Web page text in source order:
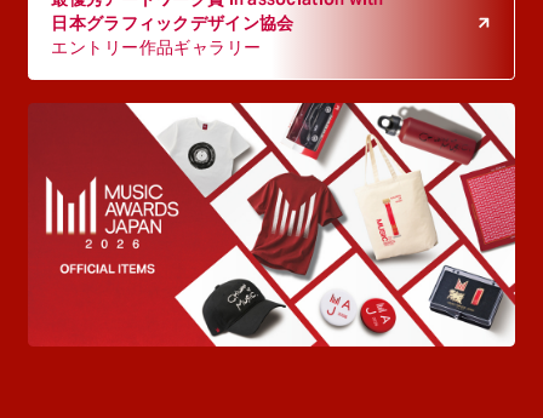
日本グラフィックデザイン協会
エントリー作品ギャラリー